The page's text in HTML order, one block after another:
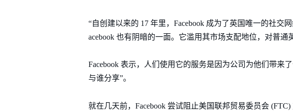
“自创建以来的 17 年里，Facebook 成为了英国唯一的社交
acebook 也有阴暗的一面。它滥用其市场支配地位，对普
Facebook 表示，人们使用它的服务是因为公司为他们带来
与谁分享”。
就在几天前，Facebook 尝试阻止美国联邦贸易委员会